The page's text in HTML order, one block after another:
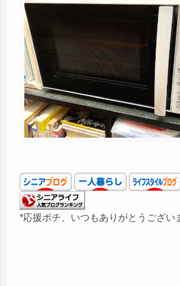
*応援ポチ、いつもありがとうござい